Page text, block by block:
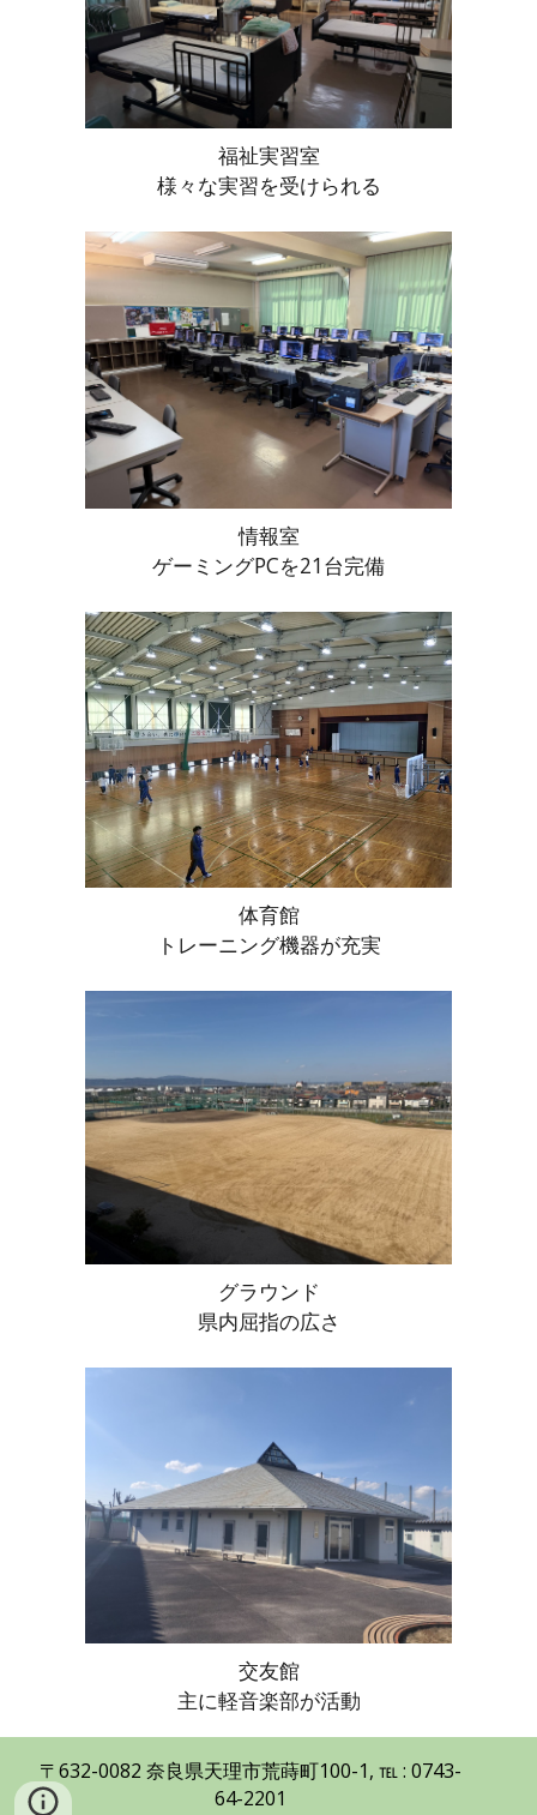
福祉実習室
様々な実習を受けられる
情報室
ゲーミングPCを21台完備
体育館
トレーニング機器が充実
グラウンド
県内屈指の広さ
交友館
主に軽音楽部が活動
〒632-0082 奈良県天理市荒蒔町100-1, ℡ : 0743-
64-2201